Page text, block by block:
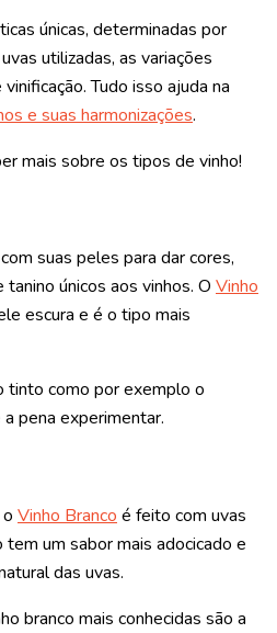
únicas, determinadas por
utilizadas, as variações
Tudo isso ajuda na
e suas harmonizações.
mais sobre os tipos de vinho!
suas peles para dar cores,
únicos aos vinhos. O Vinho
escura e é o tipo mais
tinto como por exemplo o
a pena experimentar.
Vinho Branco é feito com uvas
um sabor mais adocicado e
das uvas.
branco mais conhecidas são a